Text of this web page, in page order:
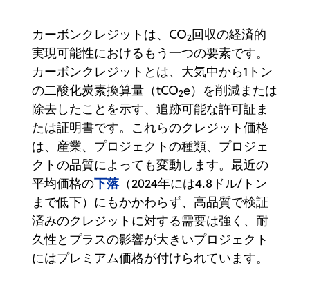
カーボンクレジットは、CO2回収の経済的
実現可能性におけるもう一つの要素です。
カーボンクレジットとは、大気中から1トン
の二酸化炭素換算量（tCO2e）を削減または
除去したことを示す、追跡可能な許可証ま
たは証明書です。これらのクレジット価格
は、産業、プロジェクトの種類、プロジェ
クトの品質によっても変動します。最近の
平均価格の下落（2024年には4.8ドル/トン
まで低下）にもかかわらず、高品質で検証
済みのクレジットに対する需要は強く、耐
久性とプラスの影響が大きいプロジェクト
にはプレミアム価格が付けられています。